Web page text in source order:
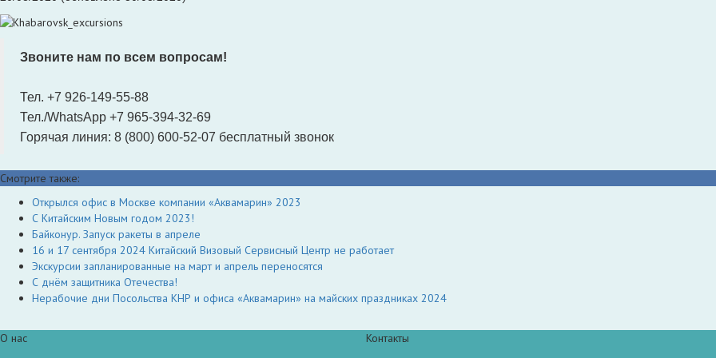
Звоните нам по всем вопросам!
Тел. +7 926-149-55-88
Тел./WhatsApp +7 965-394-32-69
Горячая линия: 8 (800) 600-52-07 бесплатный звонок
Смотрите также:
Открылся офис в Москве компании «Аквамарин» 2023
С Китайским Новым годом 2023!
Байконур. Запуск ракеты в апреле
16 и 17 сентября 2024 Китайский Визовый Сервисный Центр не работает
Экскурсии запланированные на март и апрель переносятся
С днём защитника Отечества!
Нерабочие дни Посольства КНР и офиса «Аквамарин» на майских праздниках 2024
О нас
Контакты